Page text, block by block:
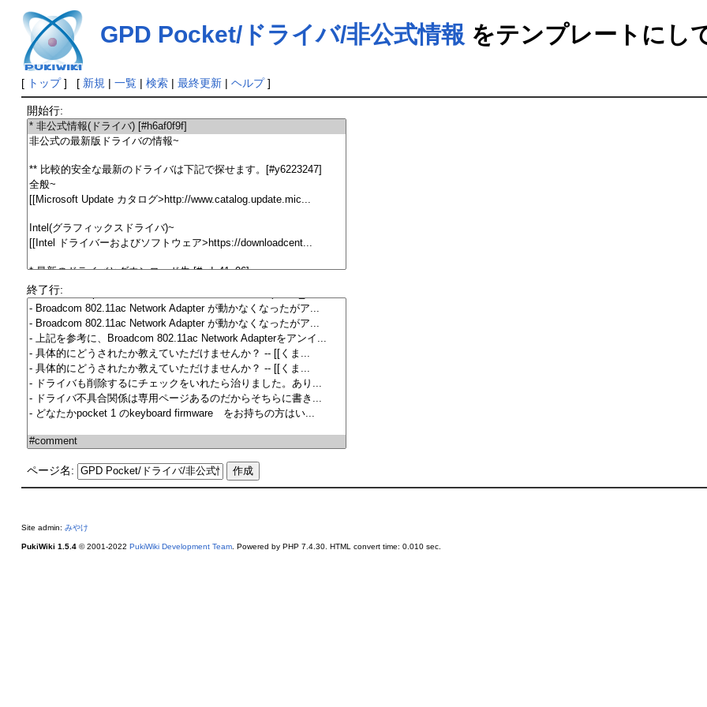
GPD Pocket/ドライバ/非公式情報 をテンプレートにし
[ トップ] [ 新規 | 一覧| 検索| 最終更新| ヘルプ]
開始行:
終了行:
ページ名:
Site admin: みやけ
PukiWiki 1.5.4© 2001-2022 PukiWiki Development Team. Powered by PHP 7.4.30. HTML convert time: 0.010 sec.